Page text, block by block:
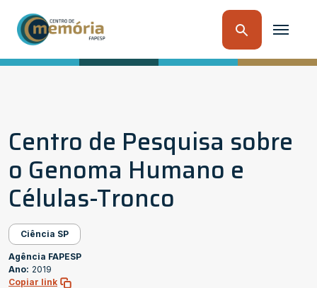
Centro de Pesquisa sobre
o Genoma Humano e
Células-Tronco
Ciência SP
Agência FAPESP
Ano: 2019
Copiar link